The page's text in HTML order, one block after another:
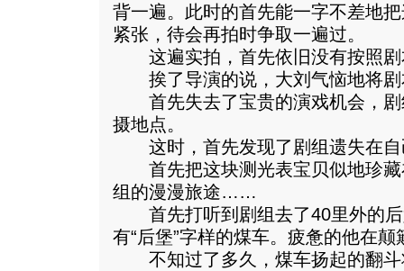
背一遍。此时的首先能一字不差地
紧张，待会再拍时争取一遍过。
这遍实拍，首先依旧没有按照剧
挨了导演的说，大刘气恼地将剧
首先失去了宝贵的演戏机会，剧
摄地点。
这时，首先发现了剧组遗失在自
首先把这块测光表宝贝似地珍藏
组的漫漫旅途……
首先打听到剧组去了40里外的后
有“后堡”字样的煤车。疲惫的他在
不知过了多久，煤车扬起的翻斗